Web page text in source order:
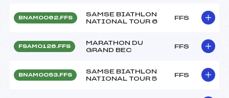
BNAM0062.FFS
SAMSE BIATHLON
NATIONAL TOUR 6
FFS
FSAM0126.FFS
MARATHON DU
GRAND BEC
FFS
BNAM0053.FFS
SAMSE BIATHLON
NATIONAL TOUR 5
FFS